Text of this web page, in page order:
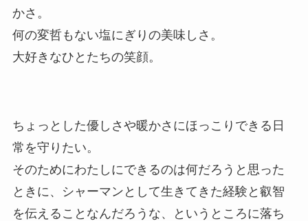
かさ。
何の変哲もない塩にぎりの美味しさ。
大好きなひとたちの笑顔。
ちょっとした優しさや暖かさにほっこりできる日
常を守りたい。
そのためにわたしにできるのは何だろうと思った
ときに、シャーマンとして生きてきた経験と叡智
を伝えることなんだろうな、というところに落ち